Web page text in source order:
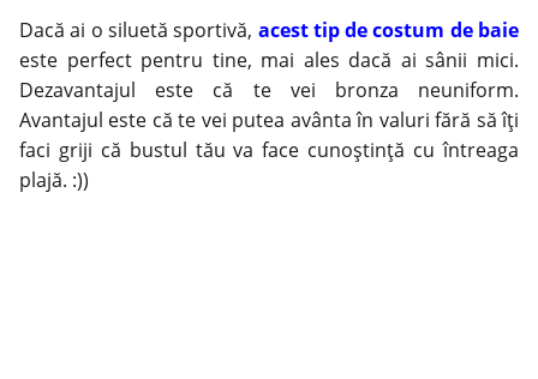
Dacă ai o siluetă sportivă, acest tip de costum de baie
este perfect pentru tine, mai ales dacă ai sânii mici.
Dezavantajul este că te vei bronza neuniform.
Avantajul este că te vei putea avânta în valuri fără să îţi
faci griji că bustul tău va face cunoştinţă cu întreaga
plajă. :))